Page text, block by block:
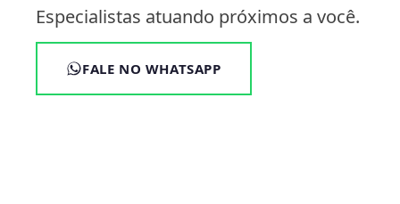
Especialistas atuando próximos a você.
FALE NO WHATSAPP